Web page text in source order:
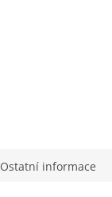
Ostatní informace